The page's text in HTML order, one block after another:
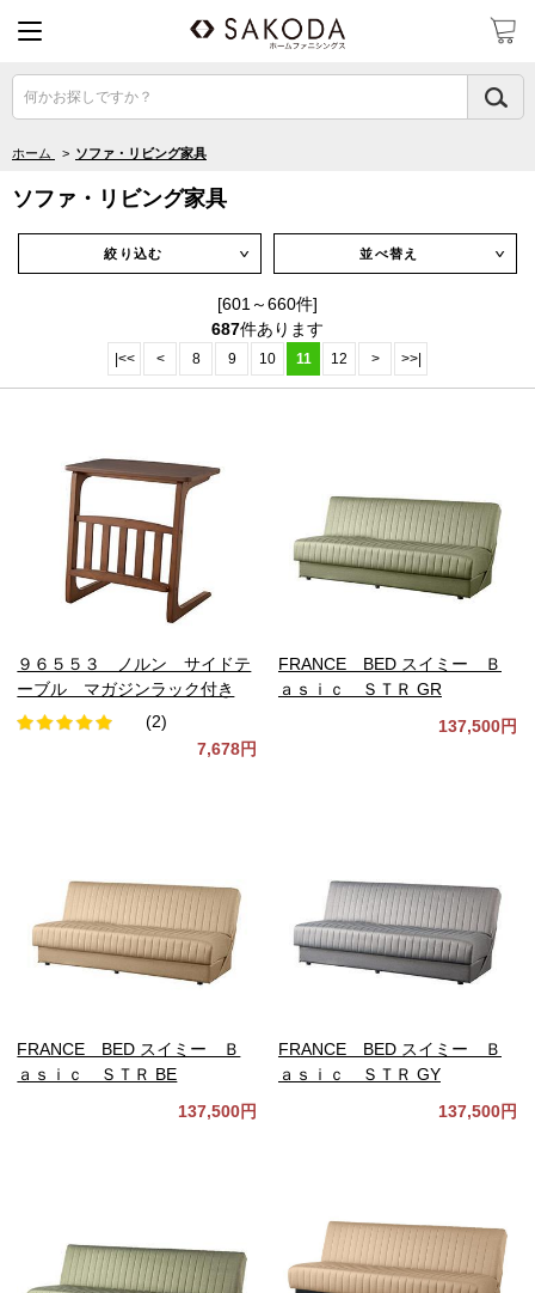
何かお探しですか？
ホーム > ソファ・リビング家具
ソファ・リビング家具
絞り込む ∨ 並べ替え ∨
[601～660件]
687件あります
|<< < 8 9 10 11 12 > >>|
９６５５３ ノルン サイドテ
ーブル マガジンラック付き
(2)
7,678円
FRANCE BED スイミー Ｂ
ａｓｉｃ ＳＴＲ GR
137,500円
FRANCE BED スイミー Ｂ
ａｓｉｃ ＳＴＲ BE
137,500円
FRANCE BED スイミー Ｂ
ａｓｉｃ ＳＴＲ GY
137,500円